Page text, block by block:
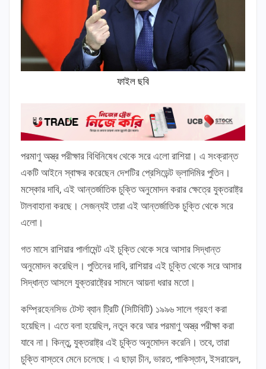
ফাইল ছবি
পরমাণু অস্ত্র পরীক্ষার বিধিনিষেধ থেকে সরে এলো রাশিয়া। এ সংক্রান্ত
একটি আইনে স্বাক্ষর করেছেন দেশটির প্রেসিডেন্ট ভ্লাদিমির পুতিন।
মস্কোর দাবি, এই আন্তর্জাতিক চুক্তি অনুমোদন করার ক্ষেত্রে যুক্তরাষ্ট্র
টালবাহানা করছে। সেজন্যই তারা এই আন্তর্জাতিক চুক্তি থেকে সরে
এলো।
গত মাসে রাশিয়ার পার্লামেন্ট এই চুক্তি থেকে সরে আসার সিদ্ধান্ত
অনুমোদন করেছিল। পুতিনের দাবি, রাশিয়ার এই চুক্তি থেকে সরে আসার
সিদ্ধান্ত আসলে যুক্তরাষ্ট্রের সামনে আয়না ধরার মতো।
কম্প্রিহেনসিভ টেস্ট ব্যান ট্রিটি (সিটিবিটি) ১৯৯৬ সালে গ্রহণ করা
হয়েছিল। এতে বলা হয়েছিল, নতুন করে আর পরমাণু অস্ত্র পরীক্ষা করা
যাবে না। কিন্তু, যুক্তরাষ্ট্র এই চুক্তি অনুমোদন করেনি। তবে, তারা
চুক্তি বাস্তবে মেনে চলেছে। এ ছাড়া চীন, ভারত, পাকিস্তান, ইসরায়েল,